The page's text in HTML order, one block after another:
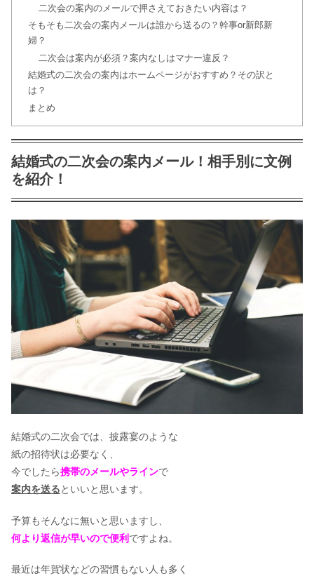
文例アリ！
もうすぐ結婚式！髪型で花嫁も小顔に
なる？
教員が結婚式を挙げる時期はいつがベ
スト？
は？
ホントに迷惑??ゴールデンウィーク結
結婚式の引き出物!数は奇数?偶数どっ
二次会の案内のメールで押さえておきたい内容は？
そもそも二次会の案内メールは誰から送るの？幹事or新郎新
婦？
二次会は案内が必須？案内なしはマナー違反？
結婚式の二次会の案内はホームページがおすすめ？その訳と
は？
まとめ
結婚式の二次会の案内メール！相手別に文例
を紹介！
結婚式の二次会では、披露宴のような
紙の招待状は必要なく、
今でしたら携帯のメールやラインで
案内を送るといいと思います。
予算もそんなに無いと思いますし、
何より返信が早いので便利ですよね。
最近は年賀状などの習慣もない人も多く